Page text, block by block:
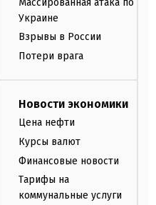
Украине
Взрывы в России
Потери врага
Новости экономики
Цена нефти
Курсы валют
Финансовые новости
Тарифы на
коммунальные услуги